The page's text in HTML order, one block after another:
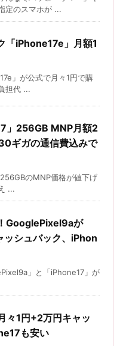
定のスマホが ...
「iPhone17e」月額1
」が公式で月々1円で購
担代 ...
」256GB MNP月額2
ギガの通信費込みで
のMNP価格が値下げ
...
GooglePixel9aが
ッシュバック、iPhon
」と「iPhone17」が
1円+2万円キャッ
も安い